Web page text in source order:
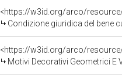
<https://w3id.org/arco/
Condizione giuridica del bene
<https://w3id.org/arco/
Motivi Decorativi Geometrici E